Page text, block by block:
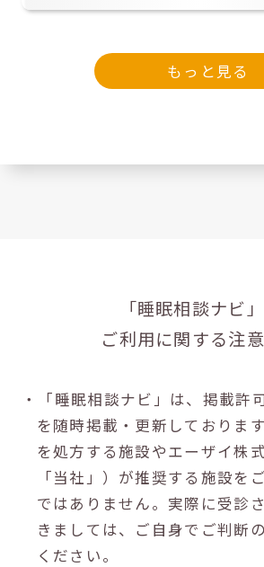
もっと見る
「睡眠相談ナビ
ご利用に関する注
・「睡眠相談ナビ」は、掲載許
を随時掲載・更新しておりま
を処方する施設やエーザイ株
「当社」）が推奨する施設を
ではありません。実際に受診
きましては、ご自身でご判断
ください。